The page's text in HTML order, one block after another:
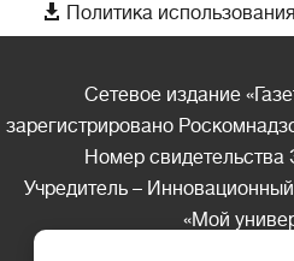
 Политика
Сетевое издание
зарегистрировано
Номер
Учредитель –
«Мой